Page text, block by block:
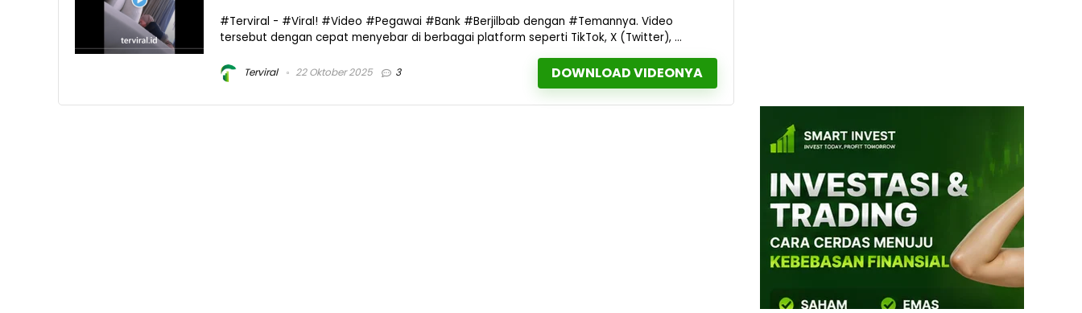
#Terviral - #Viral! #Video #Pegawai #Bank #Berjilbab dengan #Temannya. Video
tersebut dengan cepat menyebar di berbagai platform seperti TikTok, X (Twitter), ...
Terviral 22 Oktober 2025 3 DOWNLOAD VIDEONYA